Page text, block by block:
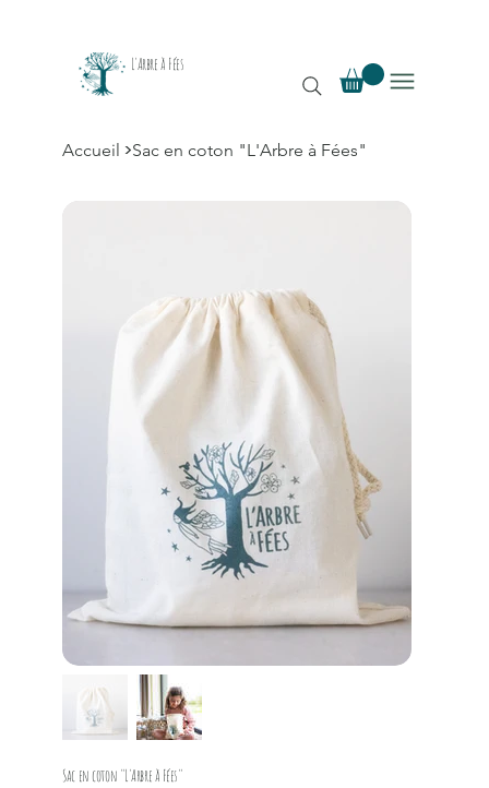
L'Arbre à Fées
Accueil >Sac en coton "L'Arbre à Fées"
Sac en coton "L'Arbre à Fées"